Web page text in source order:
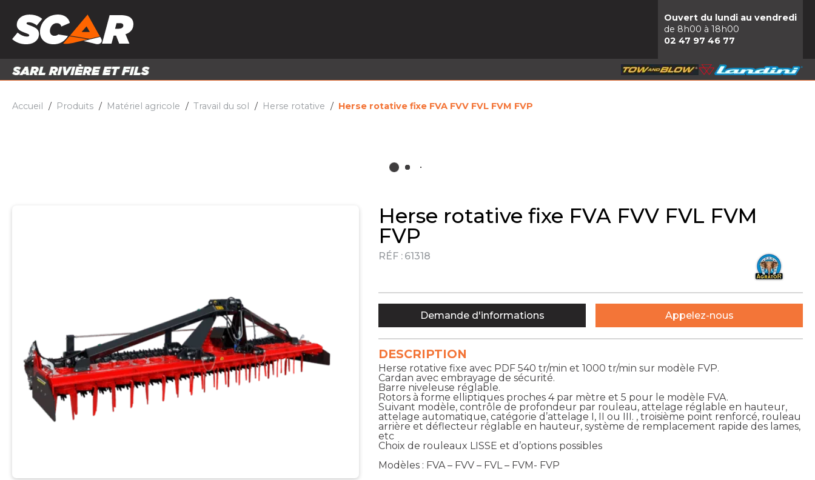
PIÈCES ET ACCESSOIRES
Ouvert du lundi au vendredi
de 8h00 à 18h00
02 47 97 46 77
Accueil Produits Matériel agricole Travail du sol Herse rotative Herse rotative fixe FVA FVV FVL FVM FVP
Herse rotative fixe FVA FVV FVL FVM
FVP
RÉF : 61318
DESCRIPTION
Herse rotative fixe avec PDF 540 tr/min et 1000 tr/min sur modèle FVP.
Cardan avec embrayage de sécurité.
Barre niveleuse réglable.
Rotors à forme elliptiques proches 4 par mètre et 5 pour le modèle FVA.
Suivant modèle, contrôle de profondeur par rouleau, attelage réglable en hauteur,
attelage automatique, catégorie d’attelage I, II ou III. , troisième point renforcé, rouleau
arrière et déflecteur réglable en hauteur, système de remplacement rapide des lames,
etc
Choix de rouleaux LISSE et d’options possibles
Modèles : FVA – FVV – FVL – FVM- FVP
Demande d'informations Appelez-nous